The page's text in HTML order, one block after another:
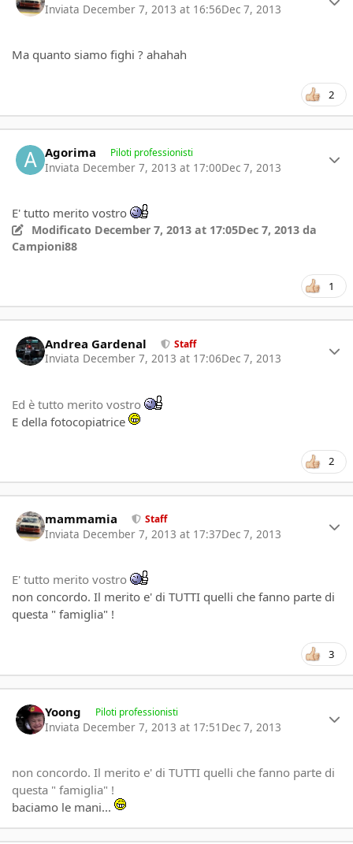
Inviata December 7, 2013 at 16:56Dec 7, 2013
Ma quanto siamo fighi ? ahahah
2
Agorima Piloti professionisti
Inviata December 7, 2013 at 17:00Dec 7, 2013
E' tutto merito vostro
Modificato December 7, 2013 at 17:05Dec 7, 2013 da
Campioni88
1
Andrea Gardenal Staff
Inviata December 7, 2013 at 17:06Dec 7, 2013
Ed è tutto merito vostro
E della fotocopiatrice
2
mammamia Staff
Inviata December 7, 2013 at 17:37Dec 7, 2013
E' tutto merito vostro
non concordo. Il merito e' di TUTTI quelli che fanno parte di
questa " famiglia" !
3
Yoong Piloti professionisti
Inviata December 7, 2013 at 17:51 Dec 7, 2013
non concordo. Il merito e' di TUTTI quelli che fanno parte di
questa " famiglia" !
baciamo le mani...